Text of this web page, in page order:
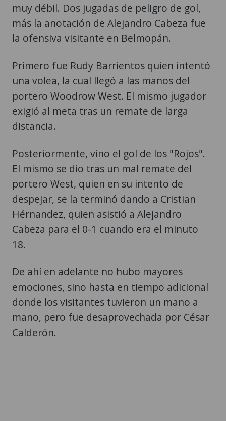
muy débil. Dos jugadas de peligro de gol,
más la anotación de Alejandro Cabeza fue
la ofensiva visitante en Belmopán.
Primero fue Rudy Barrientos quien intentó
una volea, la cual llegó a las manos del
portero Woodrow West. El mismo jugador
exigió al meta tras un remate de larga
distancia.
Posteriormente, vino el gol de los "Rojos".
El mismo se dio tras un mal remate del
portero West, quien en su intento de
despejar, se la terminó dando a Cristian
Hérnandez, quien asistió a Alejandro
Cabeza para el 0-1 cuando era el minuto
18.
De ahí en adelante no hubo mayores
emociones, sino hasta en tiempo adicional
donde los visitantes tuvieron un mano a
mano, pero fue desaprovechada por César
Calderón.